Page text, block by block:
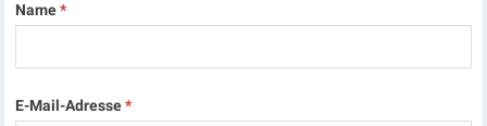
Name*
E-Mail-Adresse*